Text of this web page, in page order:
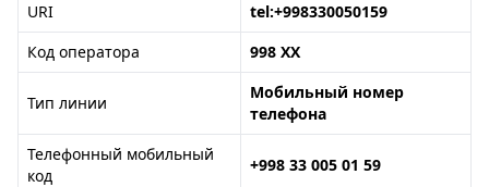
URI
tel:+998330050159
Код оператора
998 XX
Тип линии
Мобильный номер
телефона
Телефонный мобильный
код
+998 33 005 01 59